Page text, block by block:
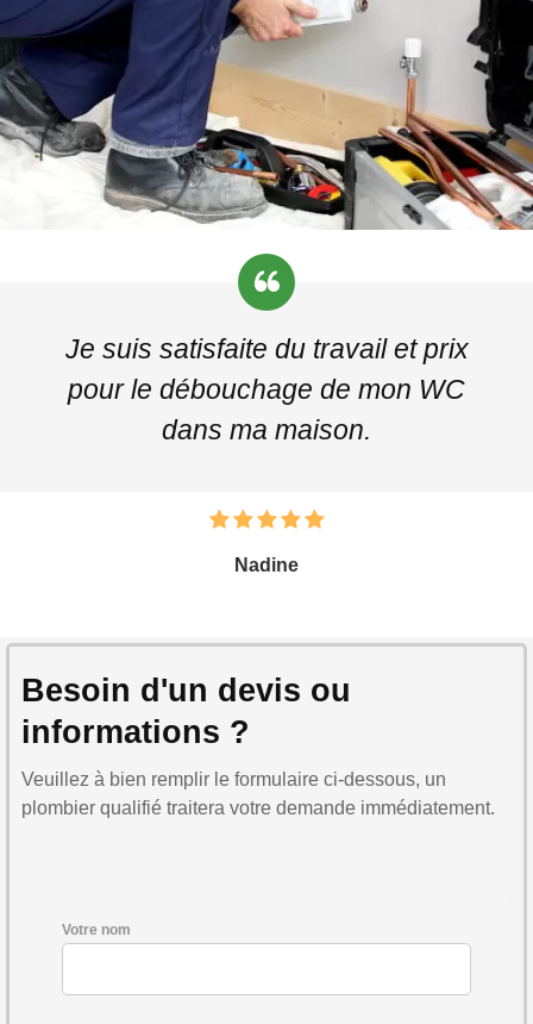
Je suis satisfaite du travail et prix
pour le débouchage de mon WC
dans ma maison.
Nadine
Besoin d'un devis ou
informations ?
Veuillez à bien remplir le formulaire ci-dessous, un
plombier qualifié traitera votre demande immédiatement.
Votre nom